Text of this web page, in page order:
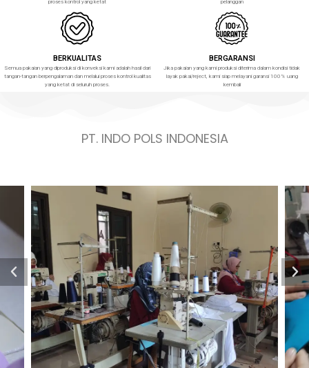
proses kontrol yang ketat
pelanggan
BERKUALITAS
Semua pakaian yang diproduksi di konveksi kami adalah hasil dari
tangan-tangan berpengalaman dan melalui proses kontrol kualitas
yang ketat di seluruh proses.
BERGARANSI
Jika pakaian yang kami produksi diterima dalam kondisi tidak
layak pakai/reject, kami siap melayani garansi 100% uang
kembali
PT. INDO POLS INDONESIA